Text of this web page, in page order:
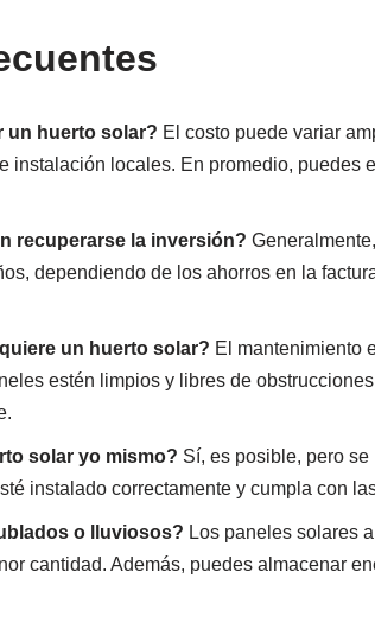
un huerto solar? El costo puede variar
instalación locales. En promedio, puedes
recuperarse la inversión?
dependiendo de los ahorros en la
un huerto solar? El mantenimiento
estén limpios y libres de
solar yo mismo? Sí, es posible, pero se
instalado correctamente y cumpla con
o lluviosos? Los paneles solares
cantidad. Además, puedes almacenar